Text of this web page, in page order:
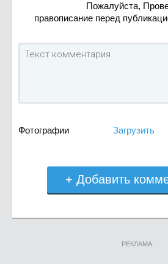
Пожалуйста,
правописание перед
Фотографии Загрузить
+ Добавить
РЕКЛАМА